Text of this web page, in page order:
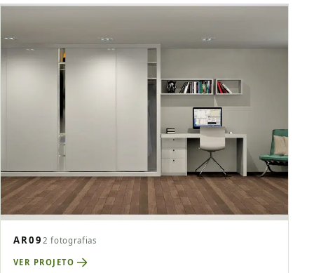
AR09 2 fotografias
VER PROJETO